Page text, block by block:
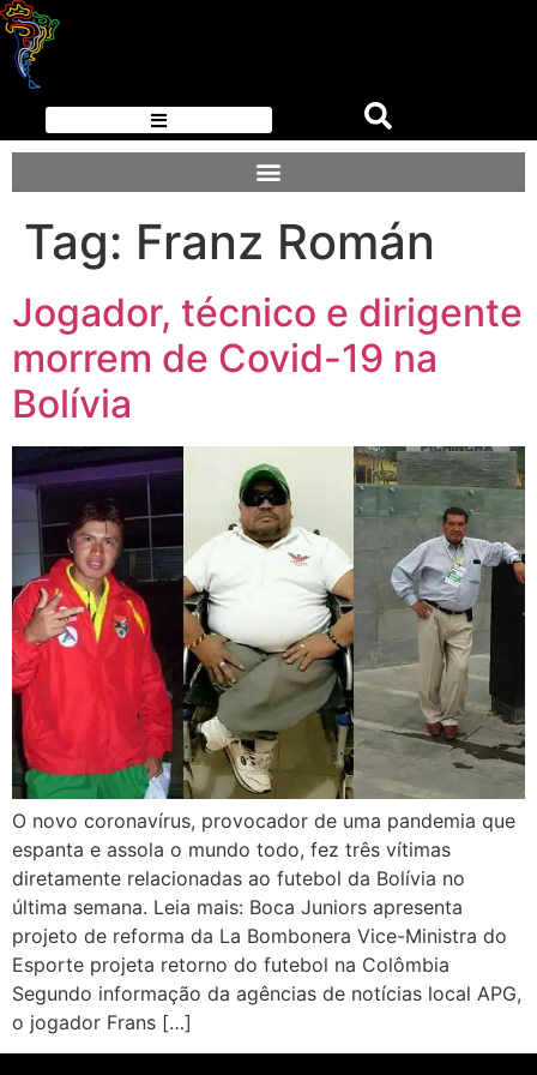
Tag: Franz Román
Jogador, técnico e dirigente
morrem de Covid-19 na
Bolívia
O novo coronavírus, provocador de uma pandemia que
espanta e assola o mundo todo, fez três vítimas
diretamente relacionadas ao futebol da Bolívia no
última semana. Leia mais: Boca Juniors apresenta
projeto de reforma da La Bombonera Vice-Ministra do
Esporte projeta retorno do futebol na Colômbia
Segundo informação da agências de notícias local APG,
o jogador Frans […]